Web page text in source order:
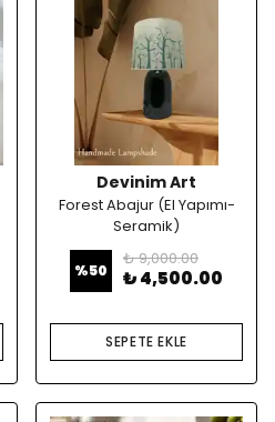
Devinim Art
Forest Abajur (El Yapımı-
Seramik)
%50
₺ 9,000.00
₺ 4,500.00
SEPETE EKLE